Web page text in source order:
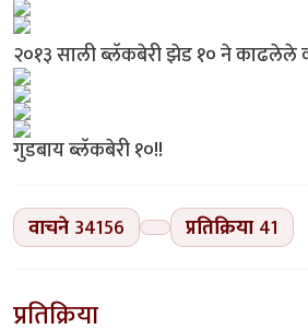
२०१३ साली ब्लॅकबेरी झेड १० ने काढलेले
गुडबाय ब्लॅकबेरी १०!!
वाचने 34156 प्रतिक्रिया 41
प्रतिक्रिया